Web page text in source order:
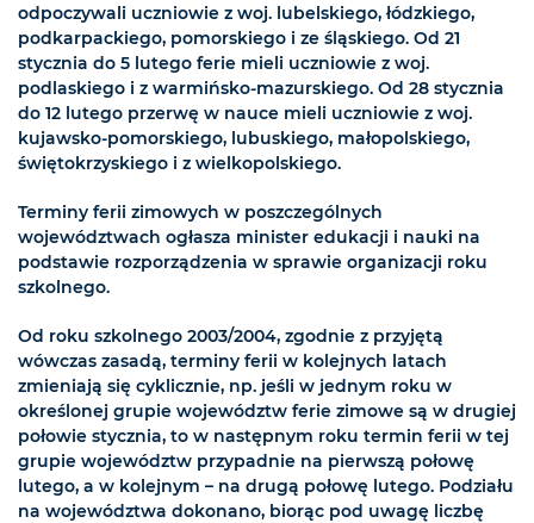
odpoczywali uczniowie z woj. lubelskiego, łódzkiego,
podkarpackiego, pomorskiego i ze śląskiego. Od 21
stycznia do 5 lutego ferie mieli uczniowie z woj.
podlaskiego i z warmińsko-mazurskiego. Od 28 stycznia
do 12 lutego przerwę w nauce mieli uczniowie z woj.
kujawsko-pomorskiego, lubuskiego, małopolskiego,
świętokrzyskiego i z wielkopolskiego.
Terminy ferii zimowych w poszczególnych
województwach ogłasza minister edukacji i nauki na
podstawie rozporządzenia w sprawie organizacji roku
szkolnego.
Od roku szkolnego 2003/2004, zgodnie z przyjętą
wówczas zasadą, terminy ferii w kolejnych latach
zmieniają się cyklicznie, np. jeśli w jednym roku w
określonej grupie województw ferie zimowe są w drugiej
połowie stycznia, to w następnym roku termin ferii w tej
grupie województw przypadnie na pierwszą połowę
lutego, a w kolejnym – na drugą połowę lutego. Podziału
na województwa dokonano, biorąc pod uwagę liczbę